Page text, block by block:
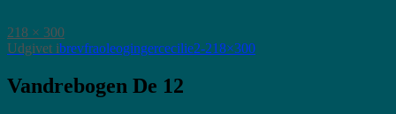
Faktisk
størrelse
218 × 300
Indlægsnavigation
Udgivet ibrevfraoleogingercecilie2-218×300
Vandrebogen De 12